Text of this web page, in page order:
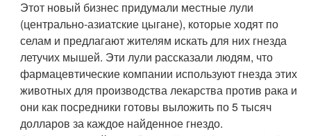
Этот новый бизнес придумали местные лули
(центрально-азиатские цыгане), которые ходят по
селам и предлагают жителям искать для них гнезда
летучих мышей. Эти лули рассказали людям, что
фармацевтические компании используют гнезда этих
животных для производства лекарства против рака и
они как посредники готовы выложить по 5 тысяч
долларов за каждое найденное гнездо.